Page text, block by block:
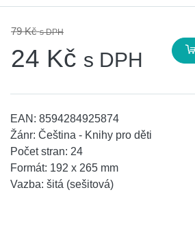
79 Kčs DPH
24 Kč s DPH
EAN: 8594284925874
Žánr: Čeština - Knihy pro děti
Počet stran: 24
Formát: 192 x 265 mm
Vazba: šitá (sešitová)